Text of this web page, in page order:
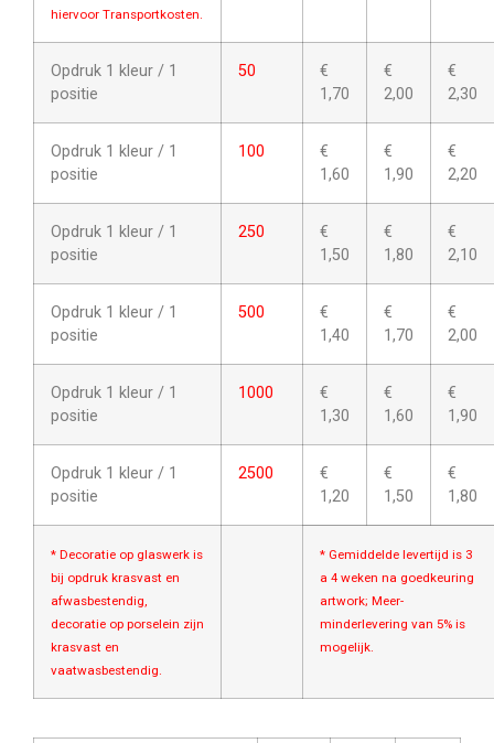
hiervoor Transportkosten.
Opdruk 1 kleur / 1
positie
50
€
1,70
€
2,00
€
2,30
Opdruk 1 kleur / 1
positie
100
€
1,60
€
1,90
€
2,20
Opdruk 1 kleur / 1
positie
250
€
1,50
€
1,80
€
2,10
Opdruk 1 kleur / 1
positie
500
€
1,40
€
1,70
€
2,00
Opdruk 1 kleur / 1
positie
1000
€
1,30
€
1,60
€
1,90
Opdruk 1 kleur / 1
positie
2500
€
1,20
€
1,50
€
1,80
* Decoratie op glaswerk is
bij opdruk krasvast en
afwasbestendig,
decoratie op porselein zijn
krasvast en
vaatwasbestendig.
* Gemiddelde levertijd is 3
a 4 weken na goedkeuring
artwork; Meer-
minderlevering van 5% is
mogelijk.